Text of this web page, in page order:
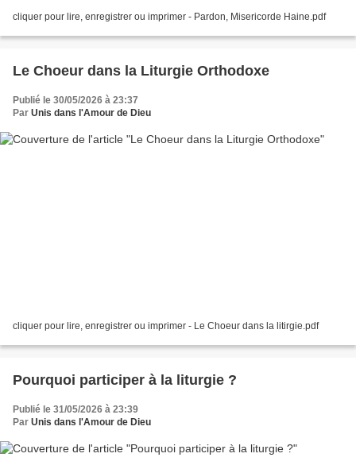
cliquer pour lire, enregistrer ou imprimer - Pardon, Misericorde Haine.pdf
Le Choeur dans la Liturgie Orthodoxe
Publié le 30/05/2026 à 23:37
Par Unis dans l'Amour de Dieu
cliquer pour lire, enregistrer ou imprimer - Le Choeur dans la litirgie.pdf
Pourquoi participer à la liturgie ?
Publié le 31/05/2026 à 23:39
Par Unis dans l'Amour de Dieu